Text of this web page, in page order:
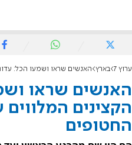
ערוץ 7 בארץ האנשים שראו ושמעו הכל: עדות
האנשים שראו
הקצינים
החטופים